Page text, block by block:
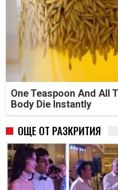
One Teaspoon And All
Body Die Instantly
ОЩЕ ОТ РАЗКРИТИЯ